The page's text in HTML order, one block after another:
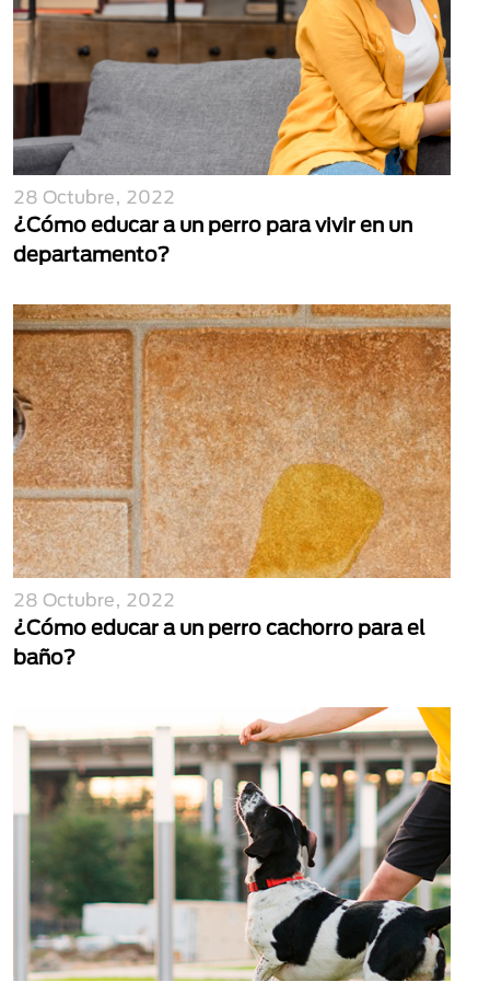
28 Octubre, 2022
¿Cómo educar a un perro para vivir en un
departamento?
28 Octubre, 2022
¿Cómo educar a un perro cachorro para el
baño?